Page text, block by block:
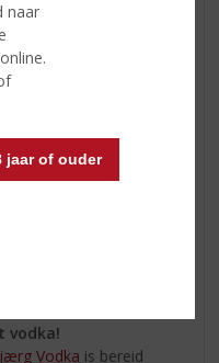
naar
jaar of ouder
Curaçao
bij
up en roer zachtjes
vodka!
Vodka is bereid